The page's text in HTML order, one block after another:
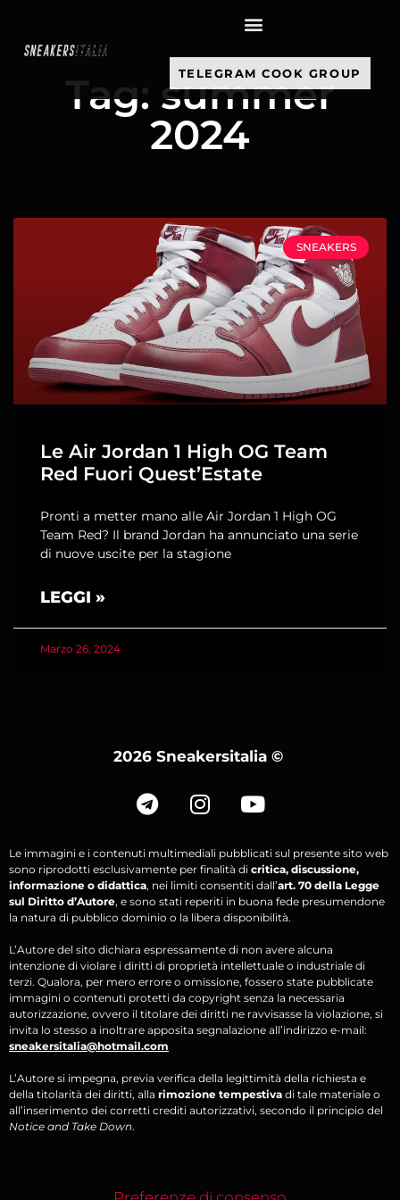
TELEGRAM COOK GROUP
Tag: summer
2024
SNEAKERS
Le Air Jordan 1 High OG Team
Red Fuori Quest’Estate
Pronti a metter mano alle Air Jordan 1 High OG
Team Red? Il brand Jordan ha annunciato una serie
di nuove uscite per la stagione
LEGGI »
Marzo 26, 2024
2026 Sneakersitalia ©
Le immagini e i contenuti multimediali pubblicati sul presente sito web
sono riprodotti esclusivamente per finalità di critica, discussione,
informazione o didattica, nei limiti consentiti dall’art. 70 della Legge
sul Diritto d’Autore, e sono stati reperiti in buona fede presumendone
la natura di pubblico dominio o la libera disponibilità.
L’Autore del sito dichiara espressamente di non avere alcuna
intenzione di violare i diritti di proprietà intellettuale o industriale di
terzi. Qualora, per mero errore o omissione, fossero state pubblicate
immagini o contenuti protetti da copyright senza la necessaria
autorizzazione, ovvero il titolare dei diritti ne ravvisasse la violazione, si
invita lo stesso a inoltrare apposita segnalazione all’indirizzo e-mail:
sneakersitalia@hotmail.com
L’Autore si impegna, previa verifica della legittimità della richiesta e
della titolarità dei diritti, alla rimozione tempestiva di tale materiale o
all’inserimento dei corretti crediti autorizzativi, secondo il principio del
Notice and Take Down.